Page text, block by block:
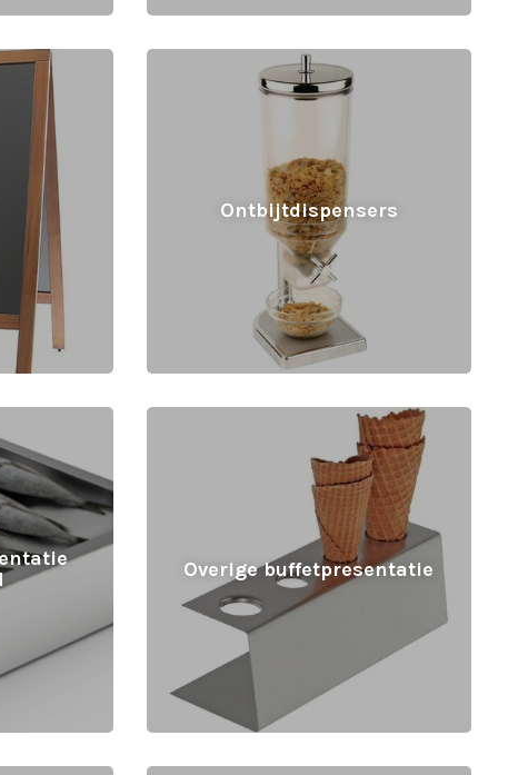
Ontbijtdispensers
Overige buffetpresentatie